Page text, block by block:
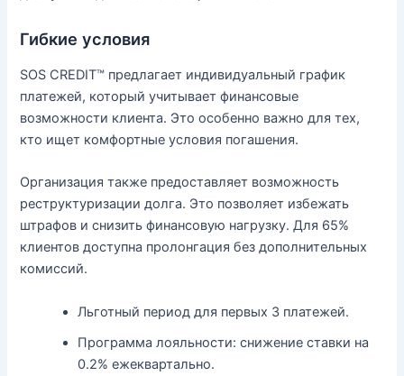
Гибкие условия
SOS CREDIT™ предлагает индивидуальный график
платежей, который учитывает финансовые
возможности клиента. Это особенно важно для тех,
кто ищет комфортные условия погашения.
Организация также предоставляет возможность
реструктуризации долга. Это позволяет избежать
штрафов и снизить финансовую нагрузку. Для 65%
клиентов доступна пролонгация без дополнительных
комиссий.
Льготный период для первых 3 платежей.
Программа лояльности: снижение ставки на
0.2% ежеквартально.